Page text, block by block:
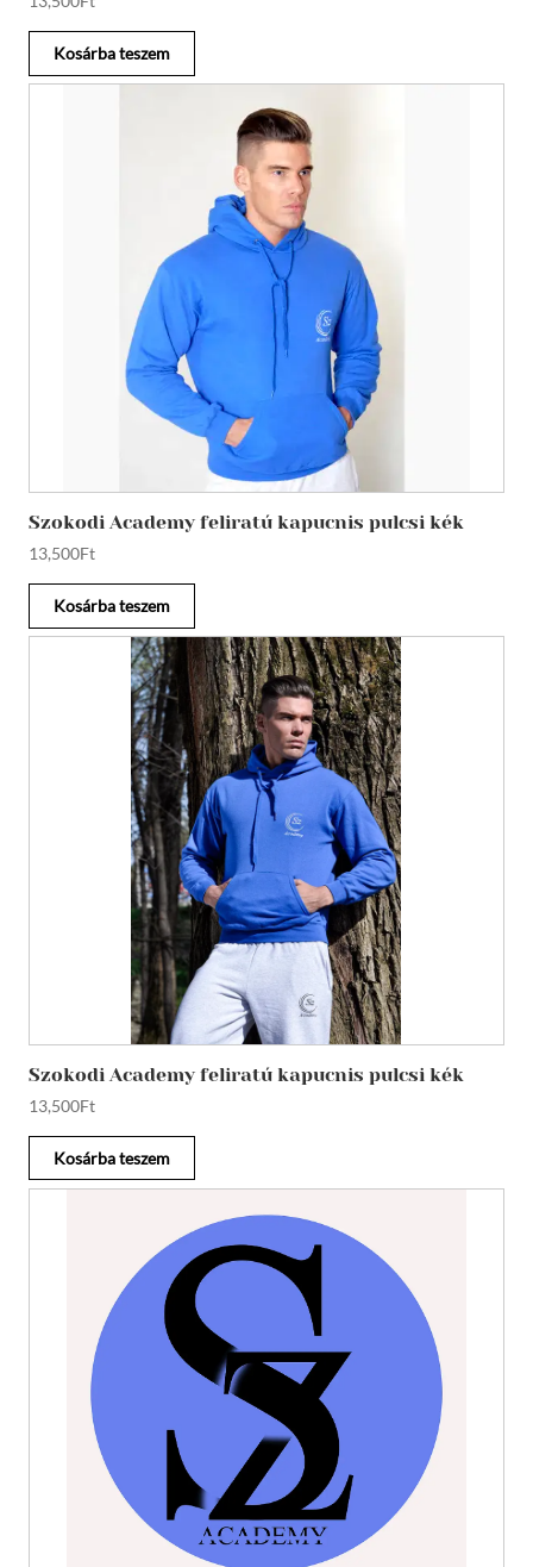
Kosárba teszem
Szokodi Academy feliratú kapucnis pulcsi kék
13,500Ft
Kosárba teszem
Szokodi Academy feliratú kapucnis pulcsi kék
13,500Ft
Kosárba teszem